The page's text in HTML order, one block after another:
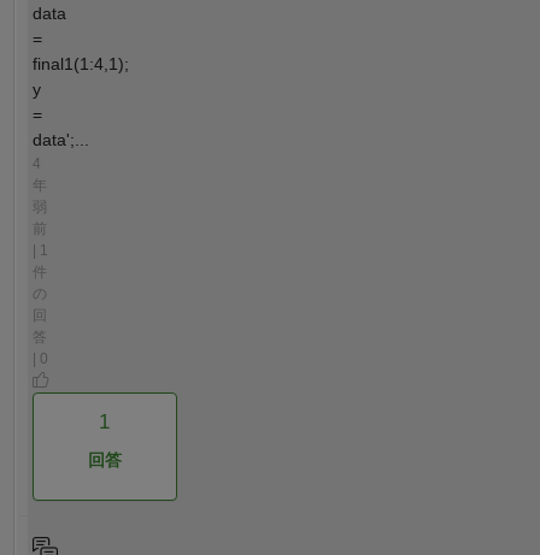
data
=
final1(1:4,1);
y
=
data';...
4
年
弱
前
| 1
件
の
回
答
| 0
1
回答